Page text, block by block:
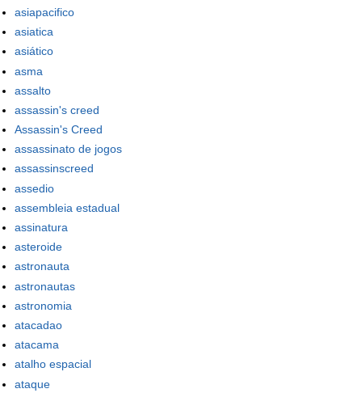
asiapacifico
asiatica
asiático
asma
assalto
assassin's creed
Assassin's Creed
assassinato de jogos
assassinscreed
assedio
assembleia estadual
assinatura
asteroide
astronauta
astronautas
astronomia
atacadao
atacama
atalho espacial
ataque